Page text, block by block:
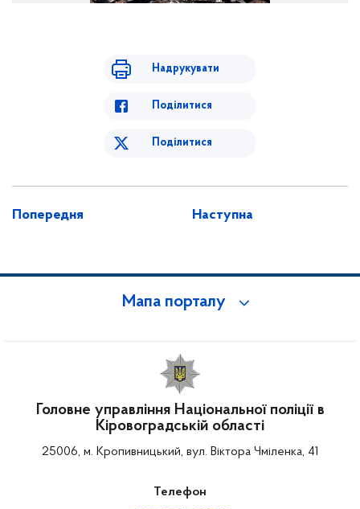
Надрукувати
Поділитися
Поділитися
Попередня Наступна
Мапа порталу
Головне управління Національної поліції в
Кіровоградській області
25006, м. Кропивницький, вул. Віктора Чміленка, 41
Телефон